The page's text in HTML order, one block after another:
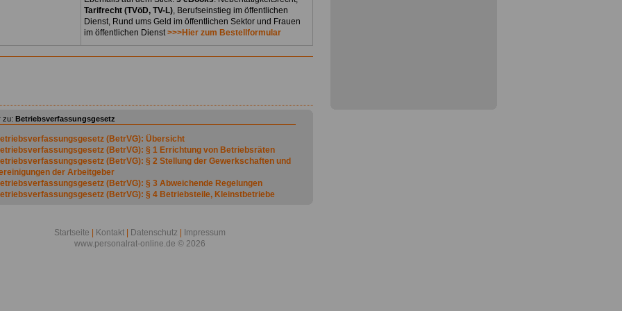
Tarifrecht (TVöD, TV-L), Berufseinstieg im öffentlichen
Dienst, Rund ums Geld im öffentlichen Sektor und Frauen
im öffentlichen Dienst>>>Hier zum Bestellformular
zu: Betriebsverfassungsgesetz
(BetrVG): Übersicht
(BetrVG): § 1 Errichtung von Betriebsräten
(BetrVG): § 2 Stellung der Gewerkschaften und
der Arbeitgeber
(BetrVG): § 3 Abweichende Regelungen
(BetrVG): § 4 Betriebsteile, Kleinstbetriebe
(BetrVG): § 7 Wahlberechtigung
(BetrVG): § 8 Wählbarkeit
(BetrVG): § 9 Zahl der Betriebsratsmitglieder *)
Startseite Kontakt Datenschutz
Impressum
www.personalrat-online.de © 2026